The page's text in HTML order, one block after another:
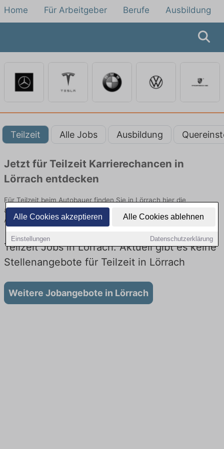
Alle Cookies akzeptieren Alle Cookies ablehnen
Einstellungen Datenschutzerklärung
Home Für Arbeitgeber Berufe Ausbildung
Teilzeit Alle Jobs Ausbildung
Jetzt für Teilzeit Karrierechancen in
Lörrach entdecken
Für Teilzeit beim Autobauer finden Sie in Lörrach hier die
aktuellsten Angebote. Entdecken Sie freie Optionen von Top-
Arbeitgebern und bewerben Sie sich noch heute.
Teilzeit Jobs in Lörrach: Aktuell gibt es keine
Stellenangebote für Teilzeit in Lörrach
Weitere Jobangebote in Lörrach